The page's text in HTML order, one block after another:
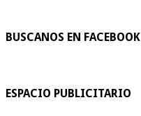
BUSCANOS EN FACEBOOK
ESPACIO PUBLICITARIO